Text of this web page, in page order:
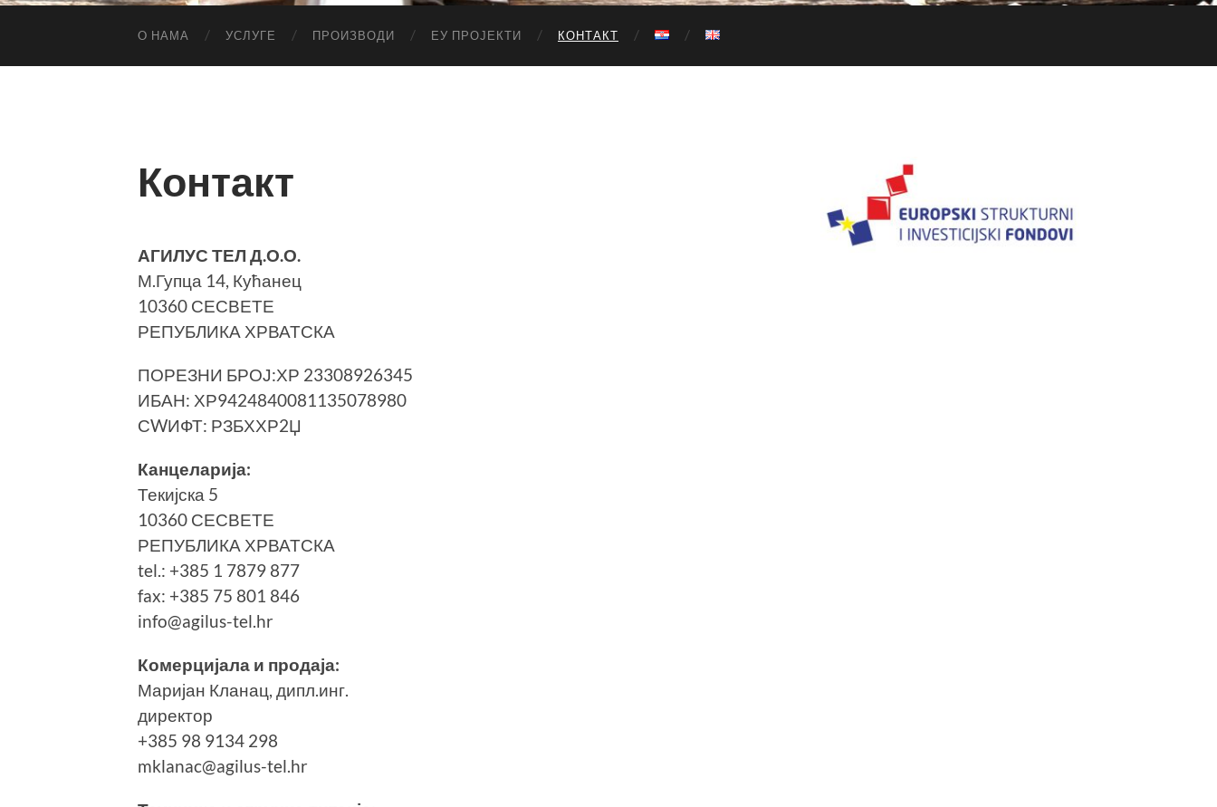
O НАМА УСЛУГЕ ПРОИЗВОДИ ЕУ ПРОЈЕКТИ КОНТАКТ
Контакт
АГИЛУС ТЕЛ Д.О.О.
М.Гупца 14, Кућанец
10360 СЕСВЕТЕ
РЕПУБЛИКА ХРВАТСКА
ПОРЕЗНИ БРОЈ:ХР 23308926345
ИБАН: ХР9424840081135078980
СWИФТ: РЗБХХР2Џ
Канцеларија:
Текијска 5
10360 СЕСВЕТЕ
РЕПУБЛИКА ХРВАТСКА
tel.: +385 1 7879 877
fax: +385 75 801 846
info@agilus-tel.hr
Комерцијала и продаја:
Маријан Кланац, дипл.инг.
директор
+385 98 9134 298
mklanac@agilus-tel.hr